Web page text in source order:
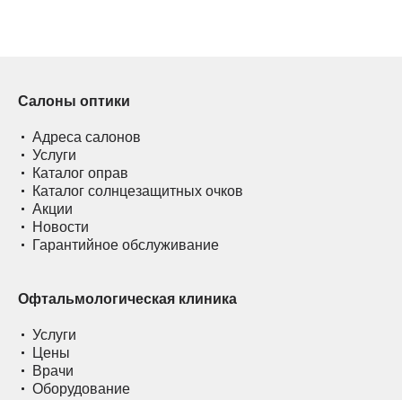
Салоны оптики
Адреса салонов
Услуги
Каталог оправ
Каталог солнцезащитных очков
Акции
Новости
Гарантийное обслуживание
Офтальмологическая клиника
Услуги
Цены
Врачи
Оборудование